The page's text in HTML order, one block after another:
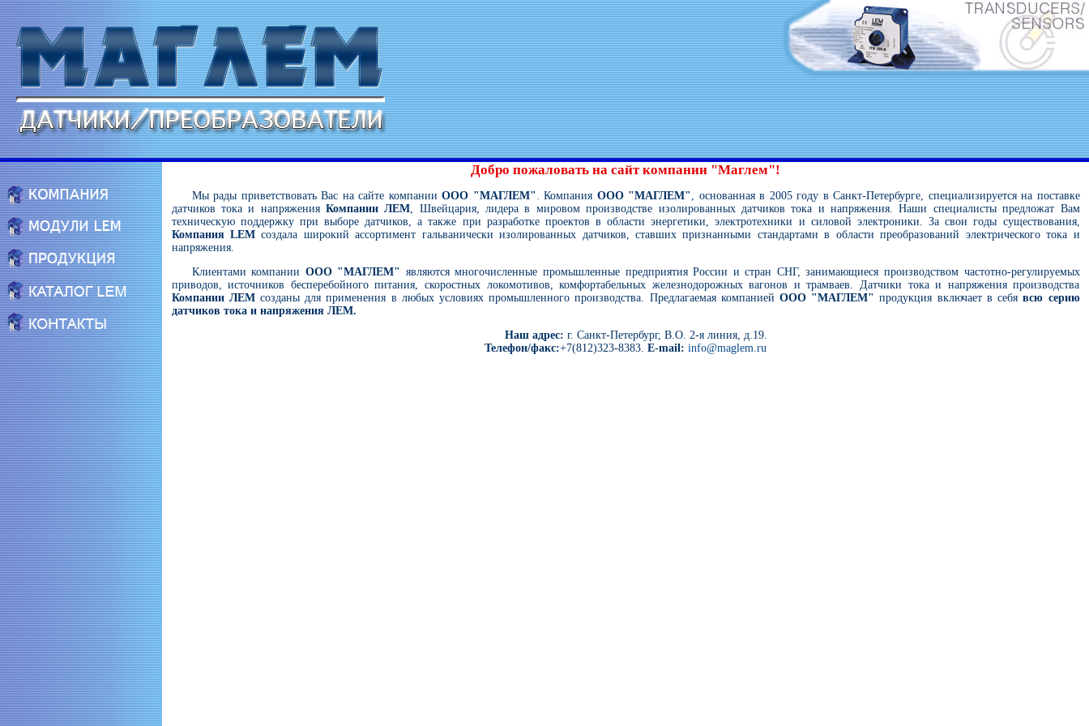
Добро пожаловать на сайт компании "Маглем"!
Мы рады приветствовать Вас на сайте компании ООО "МАГЛЕМ". Компания ООО "МАГЛЕМ", основанная в 2005 году в Санкт-Петербурге, специализируется на поставке
датчиков тока и напряжения Компании ЛЕМ, Швейцария, лидера в мировом производстве изолированных датчиков тока и напряжения. Наши специалисты предложат Вам
техническую поддержку при выборе датчиков, а также при разработке проектов в области энергетики, электротехники и силовой электроники. За свои годы существования,
Компания LEMсоздала широкий ассортимент гальванически изолированных датчиков, ставших признанными стандартами в области преобразований электрического тока и
напряжения.
Клиентами компании ООО "МАГЛЕМ" являются многочисленные промышленные предприятия России и стран СНГ, занимающиеся производством частотно-регулируемых
приводов, источников бесперебойного питания, скоростных локомотивов, комфортабельных железнодорожных вагонов и трамваев. Датчики тока и напряжения производства
Компании ЛЕМсозданы для применения в любых условиях промышленного производства. Предлагаемая компаниейООО "МАГЛЕМ" продукция включает в себявсю серию
датчиков тока и напряжения ЛЕМ.
Наш адрес: г. Санкт-Петербург, В.О. 2-я линия, д.19.
Телефон/факс:+7(812)323-8383. E-mail: info@maglem.ru